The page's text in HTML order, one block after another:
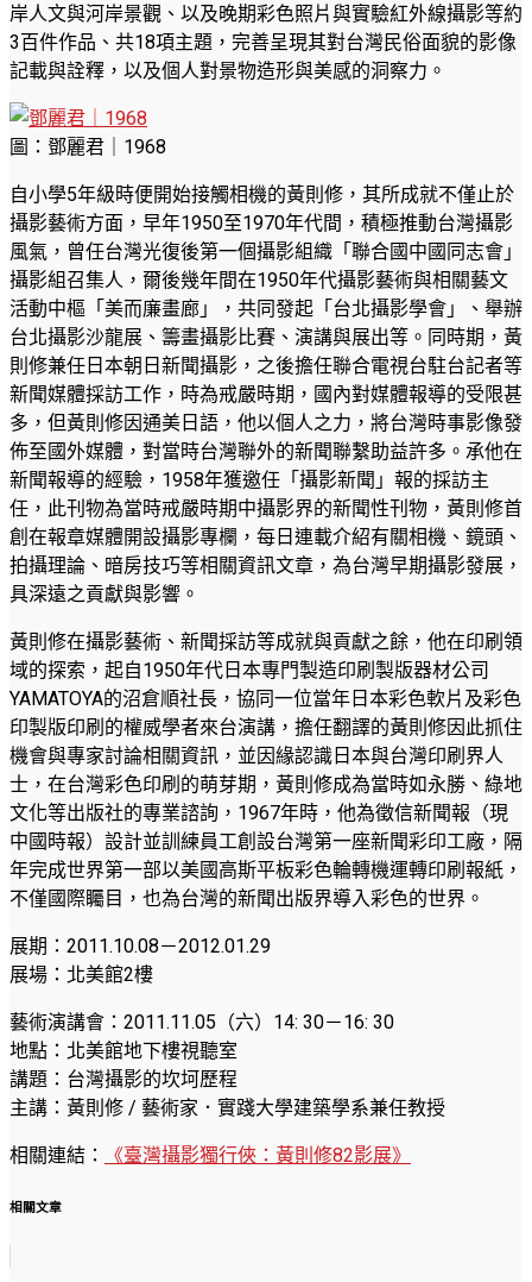
岸人文與河岸景觀、以及晚期彩色照片與實驗紅外線攝影等約
3百件作品、共18項主題，完善呈現其對台灣民俗面貌的影像
記載與詮釋，以及個人對景物造形與美感的洞察力。
圖：鄧麗君｜1968
自小學5年級時便開始接觸相機的黃則修，其所成就不僅止於
攝影藝術方面，早年1950至1970年代間，積極推動台灣攝影
風氣，曾任台灣光復後第一個攝影組織「聯合國中國同志會」
攝影組召集人，爾後幾年間在1950年代攝影藝術與相關藝文
活動中樞「美而廉畫廊」，共同發起「台北攝影學會」、舉辦
台北攝影沙龍展、籌畫攝影比賽、演講與展出等。同時期，黃
則修兼任日本朝日新聞攝影，之後擔任聯合電視台駐台記者等
新聞媒體採訪工作，時為戒嚴時期，國內對媒體報導的受限甚
多，但黃則修因通美日語，他以個人之力，將台灣時事影像發
佈至國外媒體，對當時台灣聯外的新聞聯繫助益許多。承他在
新聞報導的經驗，1958年獲邀任「攝影新聞」報的採訪主
任，此刊物為當時戒嚴時期中攝影界的新聞性刊物，黃則修首
創在報章媒體開設攝影專欄，每日連載介紹有關相機、鏡頭、
拍攝理論、暗房技巧等相關資訊文章，為台灣早期攝影發展，
具深遠之貢獻與影響。
黃則修在攝影藝術、新聞採訪等成就與貢獻之餘，他在印刷領
域的探索，起自1950年代日本專門製造印刷製版器材公司
YAMATOYA的沼倉順社長，協同一位當年日本彩色軟片及彩色
印製版印刷的權威學者來台演講，擔任翻譯的黃則修因此抓住
機會與專家討論相關資訊，並因緣認識日本與台灣印刷界人
士，在台灣彩色印刷的萌芽期，黃則修成為當時如永勝、綠地
文化等出版社的專業諮詢，1967年時，他為徵信新聞報（現
中國時報）設計並訓練員工創設台灣第一座新聞彩印工廠，隔
年完成世界第一部以美國高斯平板彩色輪轉機運轉印刷報紙，
不僅國際矚目，也為台灣的新聞出版界導入彩色的世界。
展期：2011.10.08－2012.01.29
展場：北美館2樓
藝術演講會：2011.11.05（六）14: 30－16: 30
地點：北美館地下樓視聽室
講題：台灣攝影的坎坷歷程
主講：黃則修 / 藝術家．實踐大學建築學系兼任教授
相關連結： 《臺灣攝影獨行俠：黃則修82影展》
相關文章